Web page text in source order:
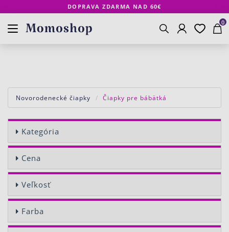
DOPRAVA ZDARMA NAD 60€
Vyhľadávanie
Košík
0
Obľúbené
Novorodenecké čiapky Čiapky pre bábätká
Kategória
Cena
Veľkosť
Farba